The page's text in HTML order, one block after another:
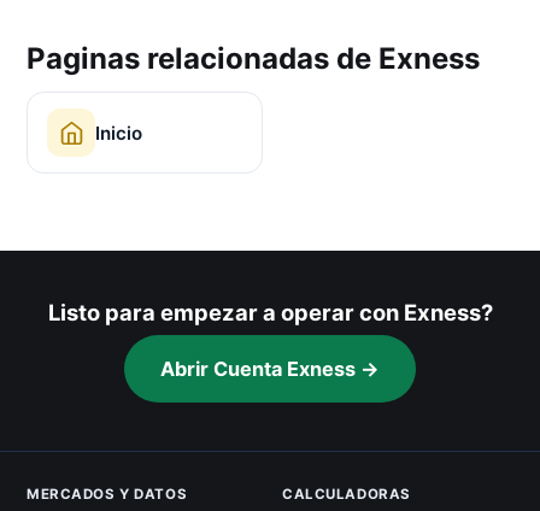
Paginas relacionadas de Exness
Inicio
Listo para empezar a operar con Exness?
Abrir Cuenta Exness →
MERCADOS Y DATOS CALCULADORAS